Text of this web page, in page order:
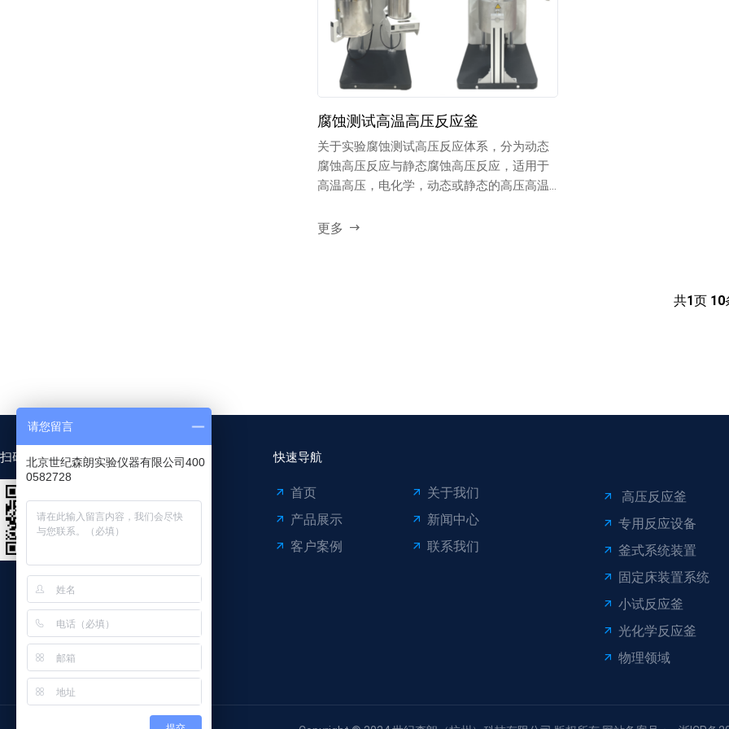
腐蚀测试高温高压反应釜
关于实验腐蚀测试高压反应体系，分为动态
腐蚀高压反应与静态腐蚀高压反应，适用于
高温高压，电化学，动态或静态的高压高温
更多
共1页 10
扫码关注公众号 快速导航
首页
关于我们
产品展示
新闻中心
客户案例
联系我们
高压反应釜
专用反应设备
釜式系统装置
固定床装置系统
小试反应釜
光化学反应釜
物理领域
请您留言
北京世纪森朗实验仪器有限公司400
0582728